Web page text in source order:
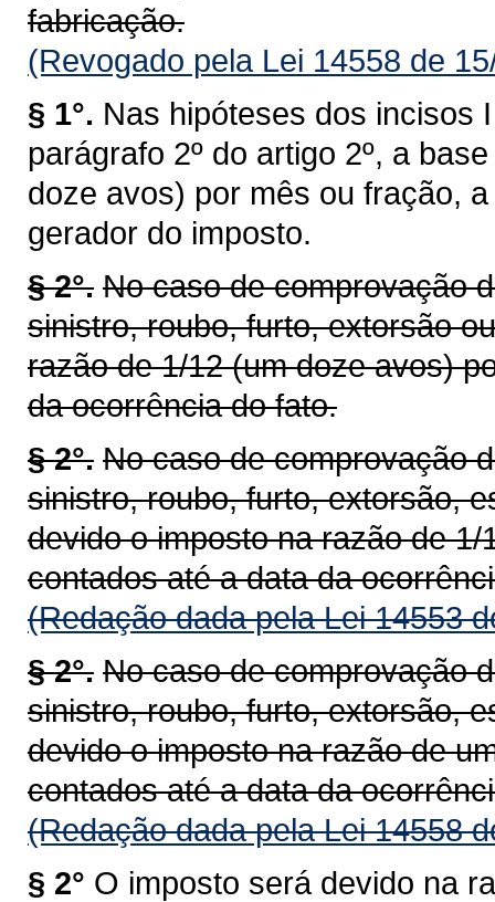
fabricação.
(Revogado pela Lei 14558 de
§ 1°. Nas hipóteses dos incisos
parágrafo 2º do artigo 2º, a
doze avos) por mês ou fração,
gerador do imposto.
§ 2°. No caso de comprovação
sinistro, roubo, furto, extorsão
razão de 1/12 (um doze avos)
da ocorrência do fato.
§ 2°. No caso de comprovação
sinistro, roubo, furto, extorsão,
devido o imposto na razão de
contados até a data da
(Redação dada pela Lei 14553
§ 2°. No caso de comprovação
sinistro, roubo, furto, extorsão,
devido o imposto na razão de
contados até a data da
(Redação dada pela Lei 14558
§ 2° O imposto será devido na